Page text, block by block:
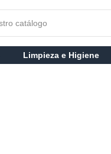
Limpieza e Higiene